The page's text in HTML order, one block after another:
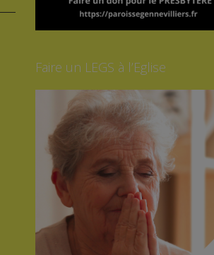
Faire un LEGS à l’Eglise